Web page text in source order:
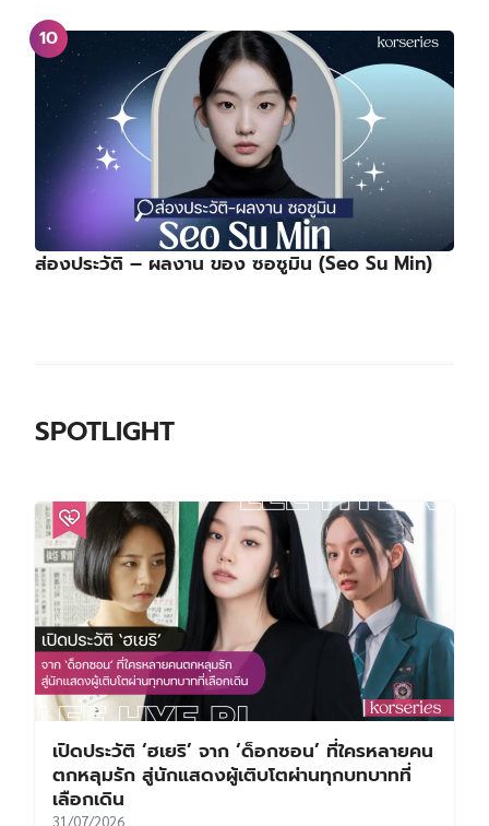
ส่องประวัติ – ผลงาน ของ ซอซูมิน (Seo Su Min)
SPOTLIGHT
เปิดประวัติ ‘ฮเยริ’ จาก ‘ด็อกซอน’ ที่ใครหลายคน
ตกหลุมรัก สู่นักแสดงผู้เติบโตผ่านทุกบทบาทที่
เลือกเดิน
31/07/2026